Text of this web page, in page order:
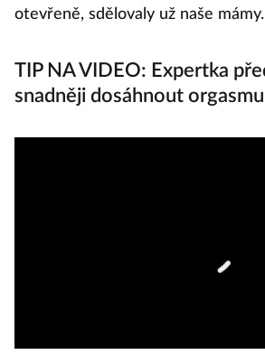
otevřeně, sdělovaly už naše mámy.
TIP NA VIDEO: Expertka
snadněji dosáhnout orgasmu